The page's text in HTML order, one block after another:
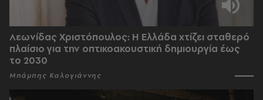
Λεωνίδας Χριστόπουλος: Η Ελλάδα χτίζει σταθερό
πλαίσιο για την οπτικοακουστική δημιουργία έως
το 2030
Μπάμπης Καλογιάννης